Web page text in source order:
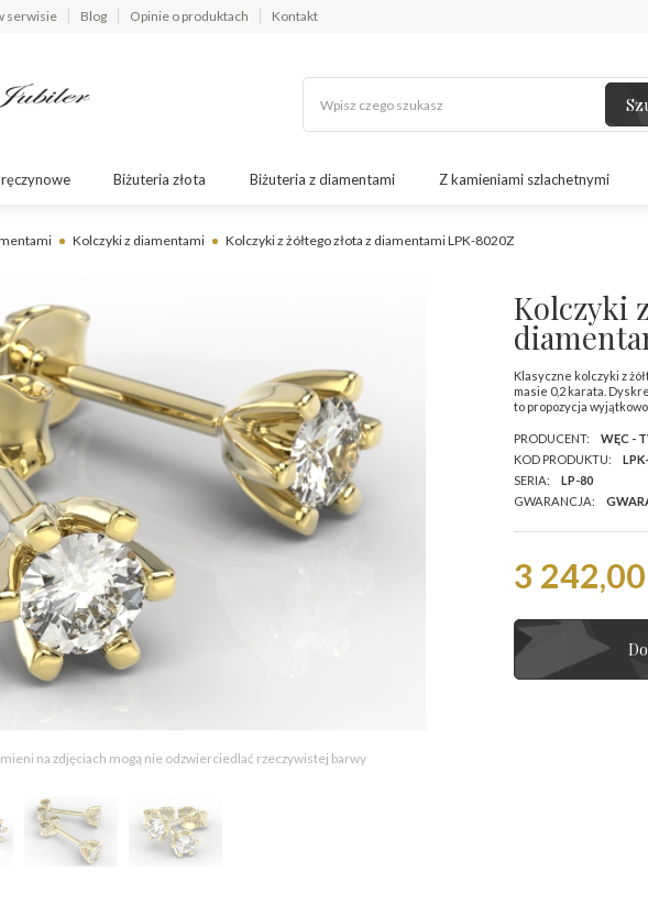
serwisie Blog Opinie o produktach Kontakt
Biżuteria złota Biżuteria z diamentami Z kamieniami szlachetnymi
Kolczyki z diamentami Kolczyki z żółtego złota z diamentami LPK-8020Z
na zdjęciach mogą nie odzwierciedlać rzeczywistej barwy
Kolczyki
Klasyczne kolczyki z
masie 0,2 karata.
to propozycja
PRODUCENT:
WĘC -
KOD PRODUKTU:
SERIA:
LP-80
GWARANCJA:
3 242,00